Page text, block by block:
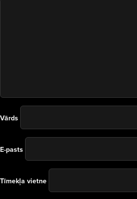
Vārds
E-pasts
Tīmekļa vietne